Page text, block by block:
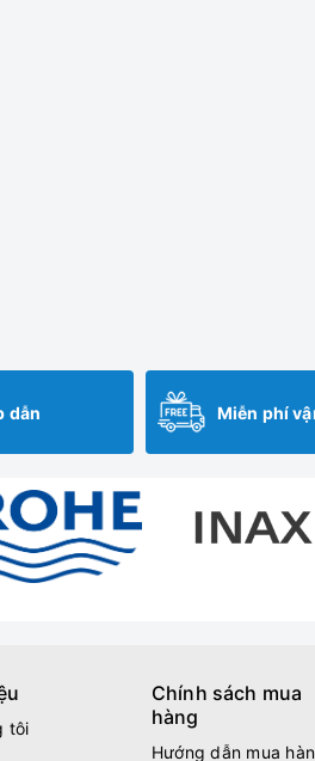
dẫn Miễn phí
tôi
Chính sách mua
hàng
Hướng dẫn mua